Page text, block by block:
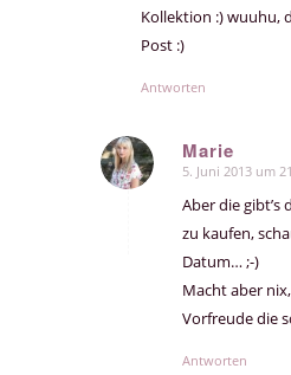
Kollektion :) wuuhu,
Post :)
Antworten
Marie
sagte:
5. Juni 2013 um
Aber die gibt’s
zu kaufen,
Datum… ;-)
Macht aber
Vorfreude die
Antworten